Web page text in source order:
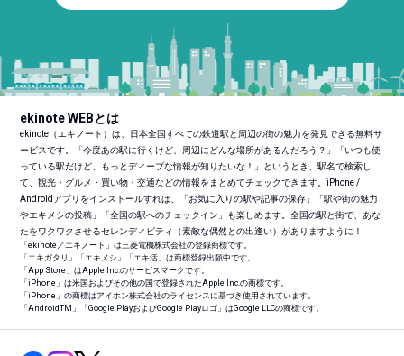
ekinote WEBとは
ekinote（エキノート）は、日本全国すべての鉄道駅と周辺の街の魅力を発見できる無料サ
ービスです。「今度あの駅に行くけど、周辺にどんな場所があるんだろう？」「いつも使
っている駅だけど、もっとディープな情報が知りたいな！」というとき、駅名で検索し
て、観光・グルメ・買い物・交通などの情報をまとめてチェックできます。iPhone /
Androidアプリをインストールすれば、「お気に入りの駅や記事の保存」「駅や街の魅力
やエキメシの投稿」「全国の駅へのチェックイン」も楽しめます。全国の駅と街で、あな
たをワクワクさせるセレンディピティ（素敵な偶然との出逢い）がありますように！
「ekinote／エキノート」は三菱電機株式会社の登録商標です。
「エキガタリ」「エキメシ」「エキ活」は商標登録出願中です。
「App Store」はApple Inc.のサービスマークです。
「iPhone」は米国およびその他の国で登録されたApple Inc.の商標です。
「iPhone」の商標はアイホン株式会社のライセンスに基づき使用されています。
「AndroidTM 」「Google PlayおよびGoogle Playロゴ」はGoogle LLCの商標です。